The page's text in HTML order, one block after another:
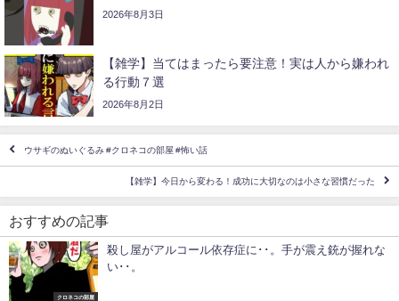
2026年8月3日
【雑学】当てはまったら要注意！実は人から嫌われ
る行動７選
2026年8月2日
ウサギのぬいぐるみ #クロネコの部屋 #怖い話
【雑学】今日から変わる！成功に大切なのは小さな習慣だった
おすすめの記事
クロネコの部屋
殺し屋がアルコール依存症に･･。手が震え銃が握れな
い･･。